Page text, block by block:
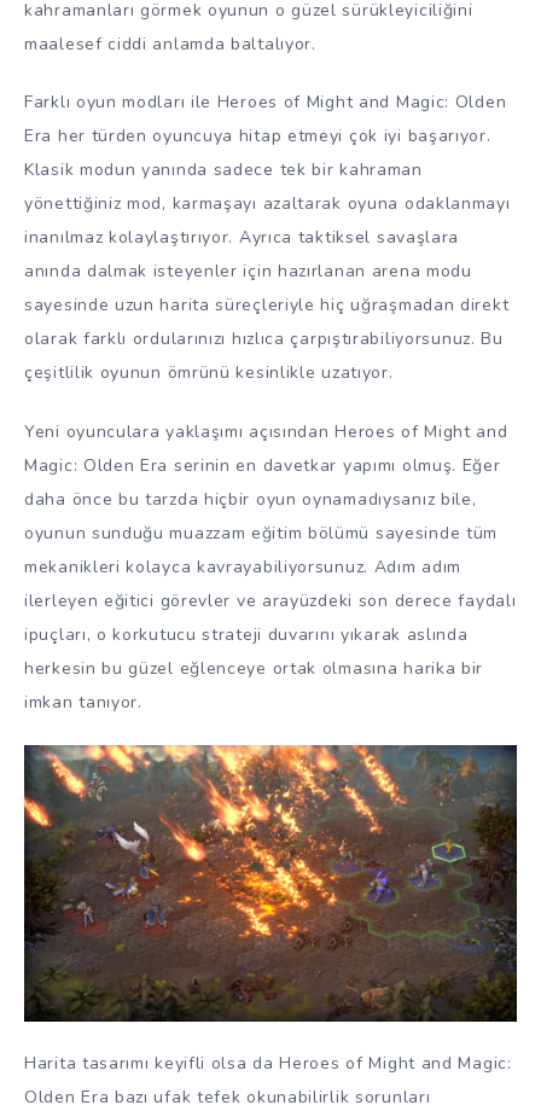
kahramanları görmek oyunun o güzel sürükleyiciliğini
maalesef ciddi anlamda baltalıyor.
Farklı oyun modları ile Heroes of Might and Magic: Olden
Era her türden oyuncuya hitap etmeyi çok iyi başarıyor.
Klasik modun yanında sadece tek bir kahraman
yönettiğiniz mod, karmaşayı azaltarak oyuna odaklanmayı
inanılmaz kolaylaştırıyor. Ayrıca taktiksel savaşlara
anında dalmak isteyenler için hazırlanan arena modu
sayesinde uzun harita süreçleriyle hiç uğraşmadan direkt
olarak farklı ordularınızı hızlıca çarpıştırabiliyorsunuz. Bu
çeşitlilik oyunun ömrünü kesinlikle uzatıyor.
Yeni oyunculara yaklaşımı açısından Heroes of Might and
Magic: Olden Era serinin en davetkar yapımı olmuş. Eğer
daha önce bu tarzda hiçbir oyun oynamadıysanız bile,
oyunun sunduğu muazzam eğitim bölümü sayesinde tüm
mekanikleri kolayca kavrayabiliyorsunuz. Adım adım
ilerleyen eğitici görevler ve arayüzdeki son derece faydalı
ipuçları, o korkutucu strateji duvarını yıkarak aslında
herkesin bu güzel eğlenceye ortak olmasına harika bir
imkan tanıyor.
Harita tasarımı keyifli olsa da Heroes of Might and Magic:
Olden Era bazı ufak tefek okunabilirlik sorunları